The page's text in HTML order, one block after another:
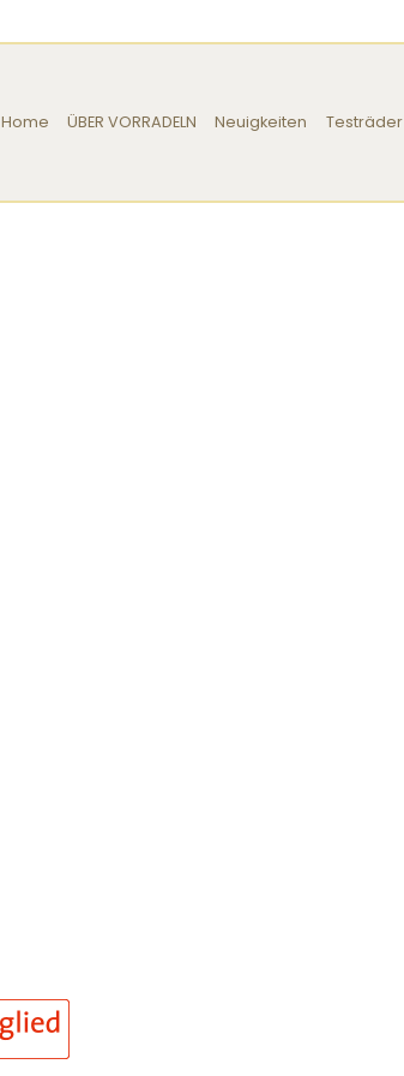
Home ÜBER VORRADELN Neuigkeiten Testräder